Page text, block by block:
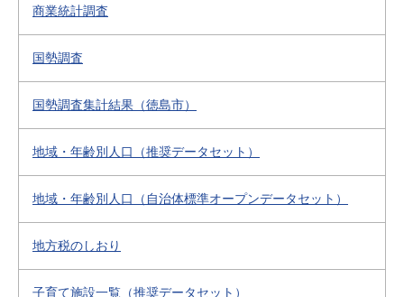
商業統計調査
国勢調査
国勢調査集計結果（徳島市）
地域・年齢別人口（推奨データセット）
地域・年齢別人口（自治体標準オープンデータセット）
地方税のしおり
子育て施設一覧（推奨データセット）